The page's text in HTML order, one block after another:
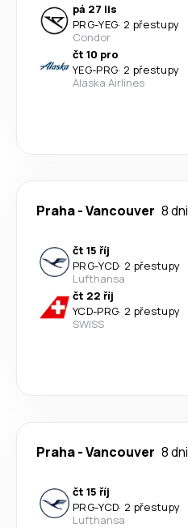
pá 27 lis
PRG-YEG· 2 přestupy
Condor
čt 10 pro
YEG-PRG· 2 přestupy
Alaska Airlines
Praha-Vancouver 8 dni
čt 15 říj
PRG-YCD· 2 přestupy
Lufthansa
čt 22 říj
YCD-PRG· 2 přestupy
SWISS
Praha-Vancouver 8 dni
čt 15 říj
PRG-YCD· 2 přestupy
Lufthansa